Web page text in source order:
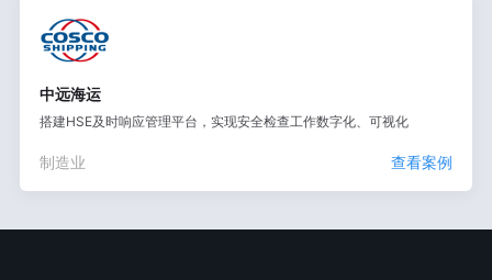
中远海运
搭建HSE及时响应管理平台，实现安全检查工作数字化、可视化
制造业 查看案例